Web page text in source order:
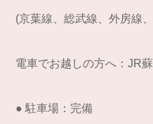
(京葉線、総武線、外房線
電車でお越しの方へ：JR
● 駐車場：完備